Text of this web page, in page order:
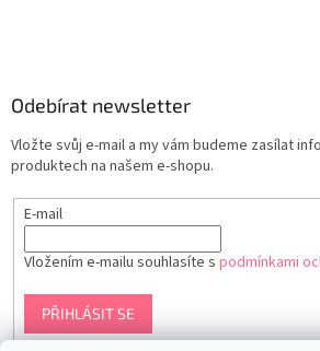
Odebírat newsletter
Vložte svůj e-mail a my vám budeme zasílat
produktech na našem e-shopu.
E-mail
Vložením e-mailu souhlasíte s podmínkami
PŘIHLÁSIT SE